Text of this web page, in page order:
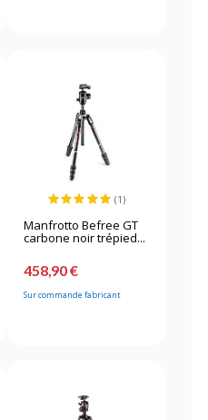
(1)
Manfrotto Befree GT
carbone noir trépied...
458,90 €
Sur commande fabricant